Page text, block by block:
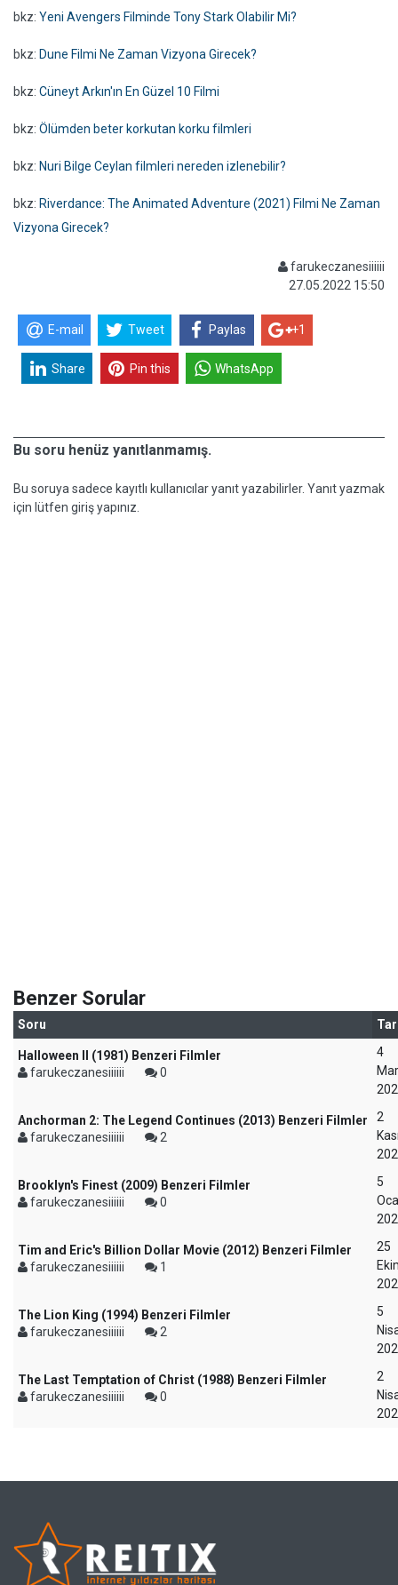
bkz: Yeni Avengers Filminde Tony Stark Olabilir Mi?
bkz: Dune Filmi Ne Zaman Vizyona Girecek?
bkz: Cüneyt Arkın'ın En Güzel 10 Filmi
bkz: Ölümden beter korkutan korku filmleri
bkz: Nuri Bilge Ceylan filmleri nereden izlenebilir?
bkz: Riverdance: The Animated Adventure (2021) Filmi Ne Zaman
Vizyona Girecek?
farukeczanesiiiiii
27.05.2022 15:50
E-mail Tweet Paylas +1
Share Pin this WhatsApp
Bu soru henüz yanıtlanmamış.
Bu soruya sadece kayıtlı kullanıcılar yanıt yazabilirler. Yanıt yazmak
için lütfen giriş yapınız.
Benzer Sorular
Soru
Halloween II (1981) Benzeri Filmler
farukeczanesiiiiii
0
4
Anchorman 2: The Legend Continues (2013) Benzeri Filmler
farukeczanesiiiiii
2
2
Brooklyn's Finest (2009) Benzeri Filmler
farukeczanesiiiiii
0
5
Tim and Eric's Billion Dollar Movie (2012) Benzeri Filmler
farukeczanesiiiiii
1
25
The Lion King (1994) Benzeri Filmler
farukeczanesiiiiii
2
5
The Last Temptation of Christ (1988) Benzeri Filmler
farukeczanesiiiiii
0
2